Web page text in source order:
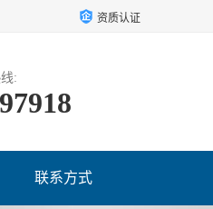
资质认证
:
联系方式